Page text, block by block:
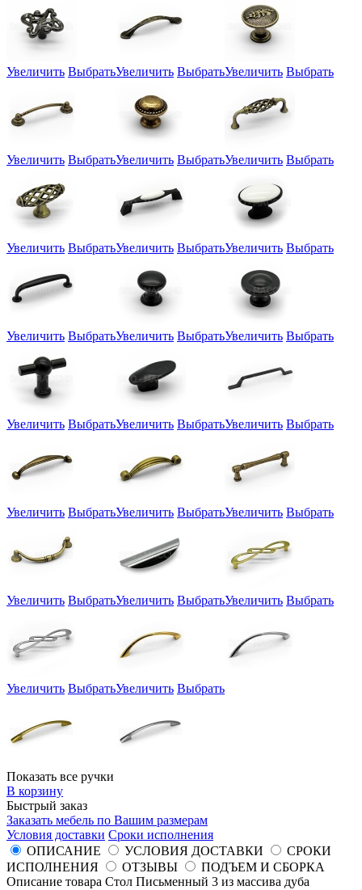
Увеличить ВыбратьУвеличить ВыбратьУвеличить Выбрать
Увеличить ВыбратьУвеличить ВыбратьУвеличить Выбрать
Увеличить ВыбратьУвеличить ВыбратьУвеличить Выбрать
Увеличить ВыбратьУвеличить ВыбратьУвеличить Выбрать
Увеличить ВыбратьУвеличить ВыбратьУвеличить Выбрать
Увеличить ВыбратьУвеличить ВыбратьУвеличить Выбрать
Увеличить ВыбратьУвеличить ВыбратьУвеличить Выбрать
Увеличить ВыбратьУвеличить Выбрать
Показать все ручки
В корзину
Быстрый заказ
Заказать мебель по Вашим размерам
Условия доставки Сроки исполнения
ОПИСАНИЕ
УСЛОВИЯ ДОСТАВКИ
СРОКИ
ИСПОЛНЕНИЯ
ОТЗЫВЫ
ПОДЪЕМ И СБОРКА
Описание товара Стол Письменный 3 из массива дуба